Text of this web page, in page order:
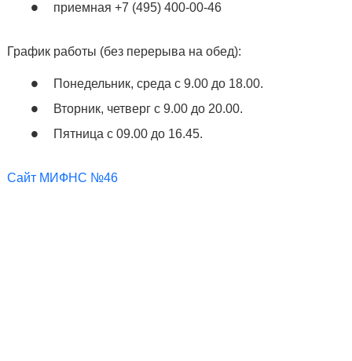
приемная +7 (495) 400-00-46
График работы (без перерыва на обед):
Понедельник, среда с 9.00 до 18.00.
Вторник, четверг с 9.00 до 20.00.
Пятница с 09.00 до 16.45.
Сайт МИФНС №46